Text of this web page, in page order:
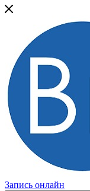
Запись онлайн